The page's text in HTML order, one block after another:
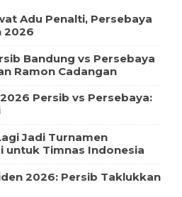
Adu Penalti, Persebaya
2026
Bandung vs Persebaya
Ramon Cadangan
Persib vs Persebaya:
Jadi Turnamen
untuk Timnas Indonesia
2026: Persib Taklukkan